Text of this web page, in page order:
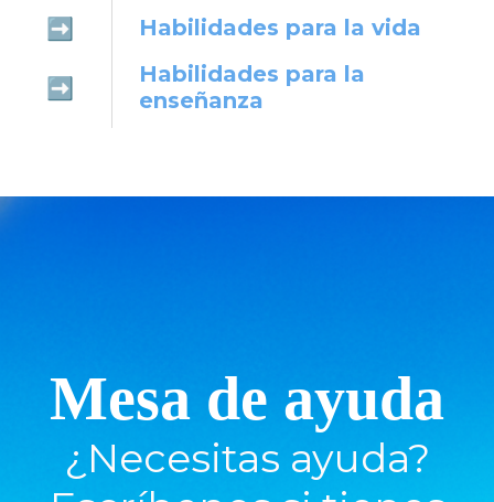
➡️
Habilidades para la vida
➡️
Habilidades para la
enseñanza
Mesa de ayuda
¿Necesitas ayuda?